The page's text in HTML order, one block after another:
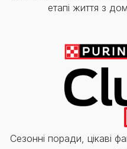
етапі життя з
Сезонні поради, цікаві